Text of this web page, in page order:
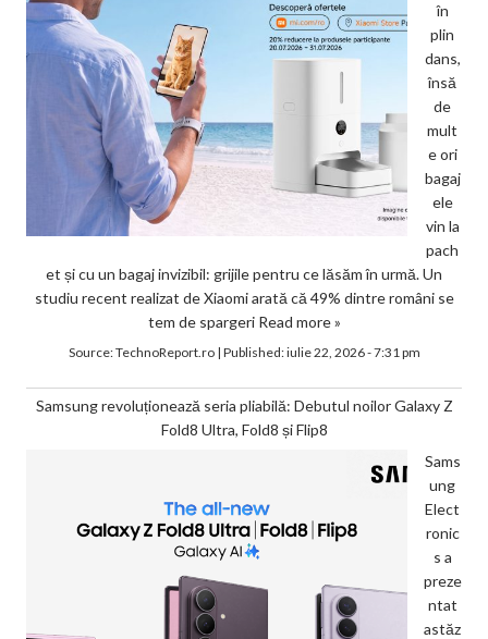
în
plin
dans,
însă
de
mult
e ori
bagaj
ele
vin la
pach
et și cu un bagaj invizibil: grijile pentru ce lăsăm în urmă. Un
studiu recent realizat de Xiaomi arată că 49% dintre români se
tem de spargeri Read more »
Source:TechnoReport.ro| Published:iulie 22, 2026 - 7:31 pm
Samsung revoluționează seria pliabilă: Debutul noilor Galaxy Z
Fold8 Ultra, Fold8 și Flip8
Sams
ung
Elect
ronic
s a
preze
ntat
astăz